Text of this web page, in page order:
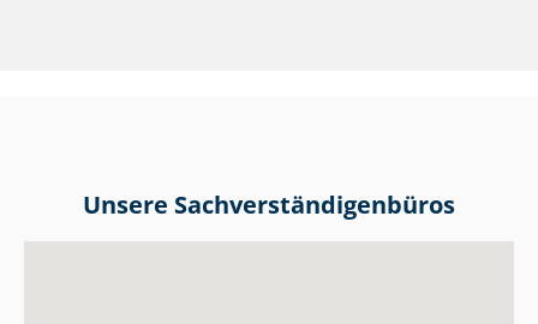
Unsere Sach­ver­stän­di­gen­bü­ros